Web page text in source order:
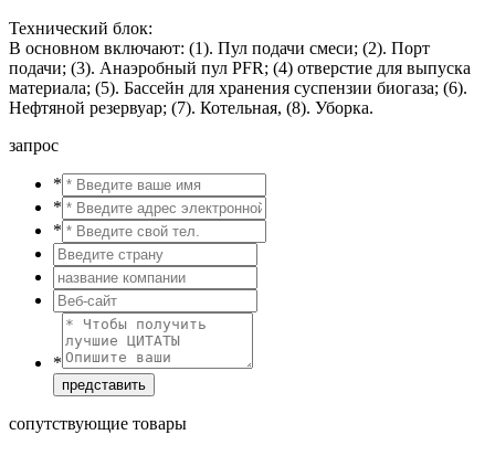
Технический блок:
В основном включают: (1). Пул подачи смеси; (2). Порт
подачи; (3). Анаэробный пул PFR; (4) отверстие для выпуска
материала; (5). Бассейн для хранения суспензии биогаза; (6).
Нефтяной резервуар; (7). Котельная, (8). Уборка.
запрос
*
*
*
*
сопутствующие товары